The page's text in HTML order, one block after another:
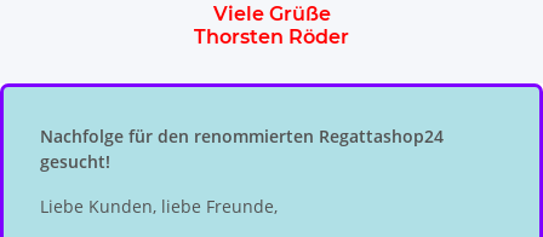
Viele Grüße
Thorsten Röder
Nachfolge für den renommierten Regattashop24
gesucht!
Liebe Kunden, liebe Freunde,